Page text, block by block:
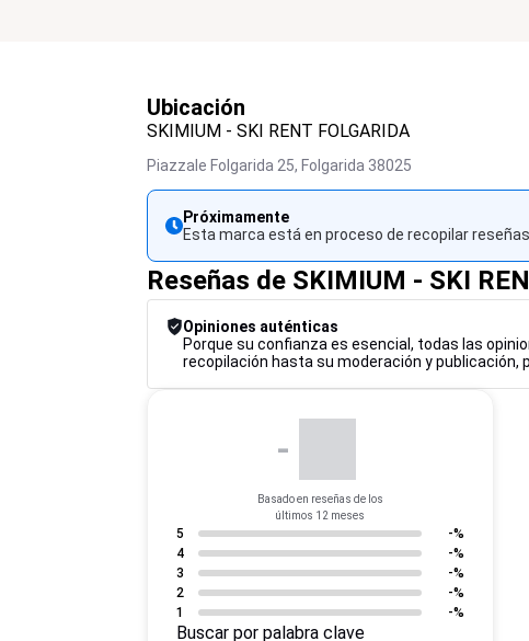
Ubicación
SKIMIUM - SKI RENT FOLGARIDA
Piazzale Folgarida 25, Folgarida 38025
Próximamente
Esta marca está en proceso de recopilar
Reseñas de SKIMIUM - SKI
Opiniones auténticas
Porque su confianza es esencial, todas las
recopilación hasta su moderación y publicación,
-
Basado en reseñas de los
últimos 12 meses
5
-%
4
-%
3
-%
2
-%
1
-%
Buscar por palabra clave